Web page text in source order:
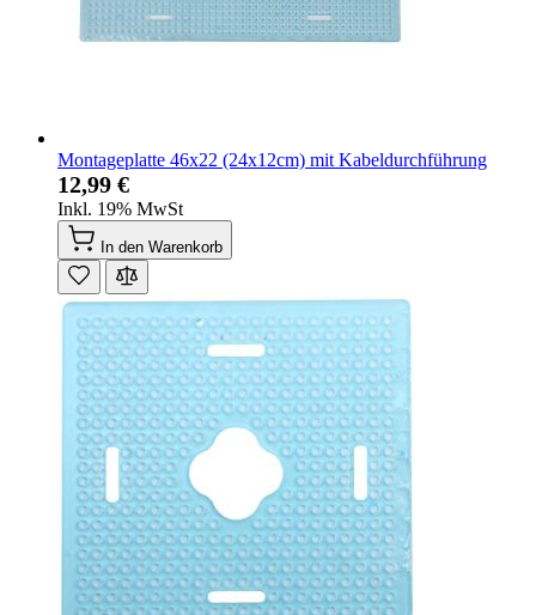
Montageplatte 46x22 (24x12cm) mit Kabeldurchführung
12,99 €
Inkl. 19% MwSt
In den Warenkorb